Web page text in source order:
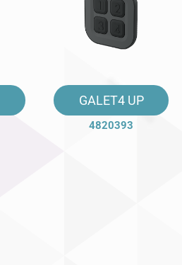
GALET4 UP
4820393